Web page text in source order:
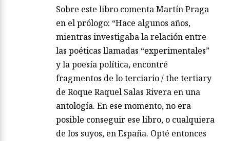
Sobre este libro comenta Martín Praga
en el prólogo: “Hace algunos años,
mientras investigaba la relación entre
las poéticas llamadas “experimentales”
y la poesía política, encontré
fragmentos de lo terciario / the tertiary
de Roque Raquel Salas Rivera en una
antología. En ese momento, no era
posible conseguir ese libro, o cualquiera
de los suyos, en España. Opté entonces